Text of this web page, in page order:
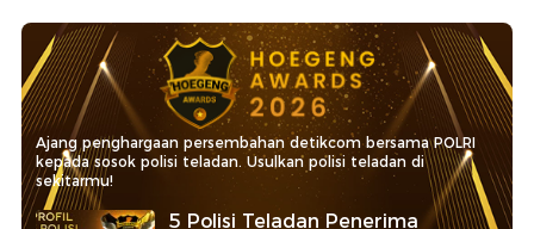
Ajang penghargaan persembahan detikcom bersama POLRI
kepada sosok polisi teladan. Usulkan polisi teladan di
sekitarmu!
5 Polisi Teladan Penerima